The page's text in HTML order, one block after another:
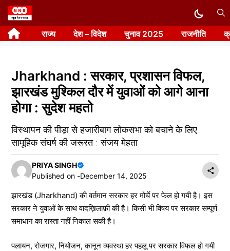
Skip
to
content राज्य देश – विदेश चुनाव 2025 राजनीति
Jharkhand : सरकार, प्रशासन विफल,
झारखंड मुश्किल दौर में युवाओं को आगे आना
होगा : सुदेश महतो
विस्थापन की पीड़ा से हजारीबाग लोकसभा को बचाने के लिए
सामूहिक संघर्ष की जरूरत : संजय मेहता
PRIYA SINGH
Published on -December 14, 2025
झारखंड (Jharkhand) की वर्तमान सरकार हर मोर्चे पर फेल हो गयी है। इस
सरकार ने युवाओं के साथ वादख़िलाफ़ी की है। किसी भी विषय पर सरकार सम्पूर्ण
समाधान का रास्ता नहीं निकाल सकी है।
पलायन, रोजगार, नियोजन, कानून व्यवस्था हर पहलू पर सरकार विफल हो गयी